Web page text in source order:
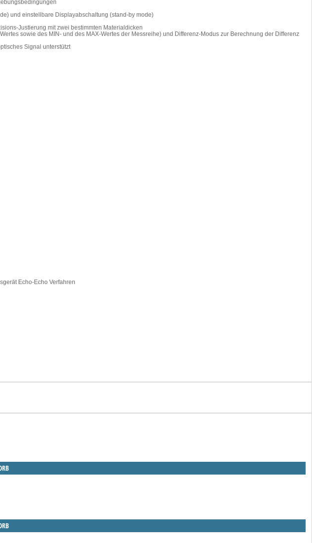
und einstellbare Displayabschaltung (stand-by mode)
Justierung mit zwei bestimmten Materialdicken
sowie des MIN- und des MAX-Wertes der Messreihe) und Differenz-Modus zur Berechnung der Differenz
Signal unterstützt
Echo-Echo Verfahren